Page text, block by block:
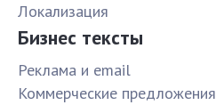
Локализация
Бизнес тексты
Реклама и email
Коммерческие предложения